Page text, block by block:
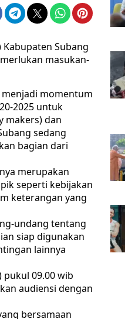
Subang
masukan-
menjadi momentum
2025 untuk
makers) dan
sedang
bagian dari
merupakan
seperti kebijakan
keterangan yang
undang tentang
siap digunakan
lainnya
09.00 wib
audiensi dengan
bersamaan